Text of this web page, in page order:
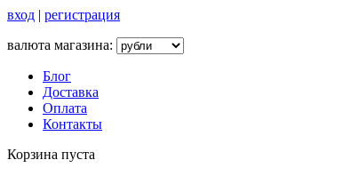
вход | регистрация
валюта магазина:
Блог
Доставка
Оплата
Контакты
Корзина пуста